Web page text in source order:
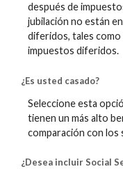
después de
jubilación no están
diferidos, tales como
impuestos diferidos.
¿Es usted casado?
Seleccione esta
tienen un más alto
comparación con los
¿Desea incluir Social